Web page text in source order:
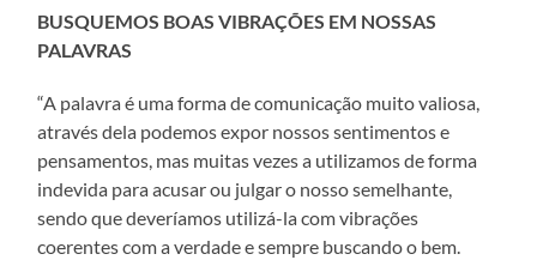
BUSQUEMOS BOAS VIBRAÇÕES EM NOSSAS
PALAVRAS
“A palavra é uma forma de comunicação muito valiosa,
através dela podemos expor nossos sentimentos e
pensamentos, mas muitas vezes a utilizamos de forma
indevida para acusar ou julgar o nosso semelhante,
sendo que deveríamos utilizá-la com vibrações
coerentes com a verdade e sempre buscando o bem.